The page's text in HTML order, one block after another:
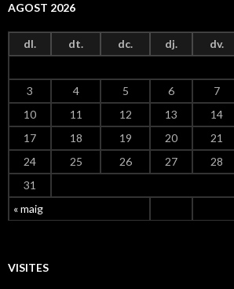
AGOST 2026
dl. dt. dc. dj. dv.
« maig
3
4 5 6 7
10
11 12 13 14
17
18 19 20 21
24
25 26 27 28
31
VISITES